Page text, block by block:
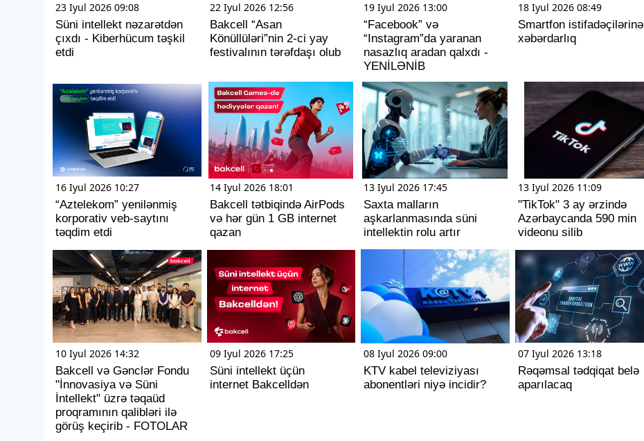
23 Iyul 2026 09:08
Süni intellekt nəzarətdən
çıxdı - Kiberhücum təşkil
etdi
22 Iyul 2026 12:56
Bakcell “Asan
Könüllüləri”nin 2-ci yay
festivalının tərəfdaşı olub
19 Iyul 2026 13:00
“Facebook” və
“Instagram”da yaranan
nasazlıq aradan qalxdı -
YENİLƏNİB
18 Iyul 2026 08:49
Smartfon istifadəçilərinə
xəbərdarlıq
16 Iyul 2026 10:27
“Aztelekom” yenilənmiş
korporativ veb-saytını
təqdim etdi
14 Iyul 2026 18:01
Bakcell tətbiqində AirPods
və hər gün 1 GB internet
qazan
13 Iyul 2026 17:45
Saxta malların
aşkarlanmasında süni
intellektin rolu artır
13 Iyul 2026 11:09
"TikTok" 3 ay ərzində
Azərbaycanda 590 min
videonu silib
10 Iyul 2026 14:32
Bakcell və Gənclər Fondu
"İnnovasiya və Süni
İntellekt" üzrə təqaüd
proqramının qalibləri ilə
görüş keçirib - FOTOLAR
09 Iyul 2026 17:25
Süni intellekt üçün
internet Bakcelldən
08 Iyul 2026 09:00
KTV kabel televiziyası
abonentləri niyə incidir?
07 Iyul 2026 13:18
Rəqəmsal tədqiqat belə
aparılacaq